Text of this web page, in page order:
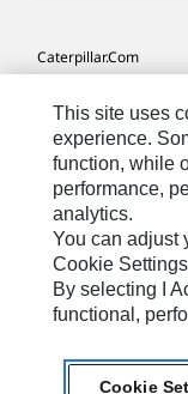
Caterpillar.com
Mina
Platskarta
Cookie Settings
Juridiskt
Sekretess
Europe-Swedish©
This site uses
experience.
function, while
performance,
analytics.
You can adjust
Cookie
By selecting I
functional,
Cookie